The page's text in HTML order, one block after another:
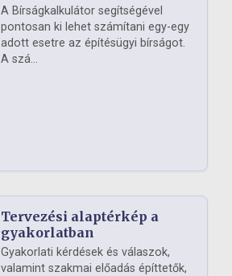
A Bírságkalkulátor segítségével
pontosan ki lehet számítani egy-egy
adott esetre az építésügyi bírságot.
A szá...
Tervezési alaptérkép a
gyakorlatban
Gyakorlati kérdések és válaszok,
valamint szakmai előadás építtetők,